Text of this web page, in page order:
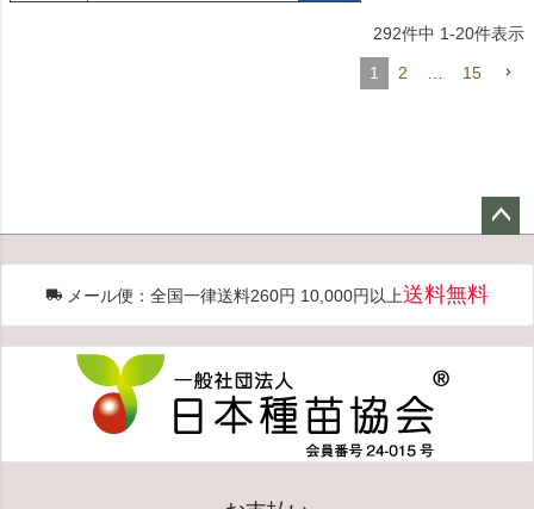
292件中 1-20件表示
1 2 15
ップ
へ
メール便：全国一律送料260円 10,000円以上送料無料